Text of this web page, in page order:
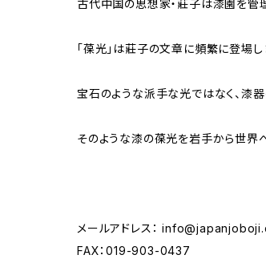
古代中国の思想家・莊子は漆園を管
「葆光」は莊子の文章に頻繁に登場し
宝石のような派手な光ではなく、漆
そのような漆の葆光を岩手から世界
メールアドレス：
FAX：019-903-0437